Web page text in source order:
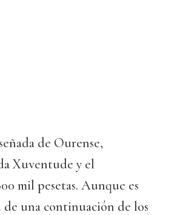
de Ourense,
Xuventude y el
mil pesetas. Aunque es
una continuación de los